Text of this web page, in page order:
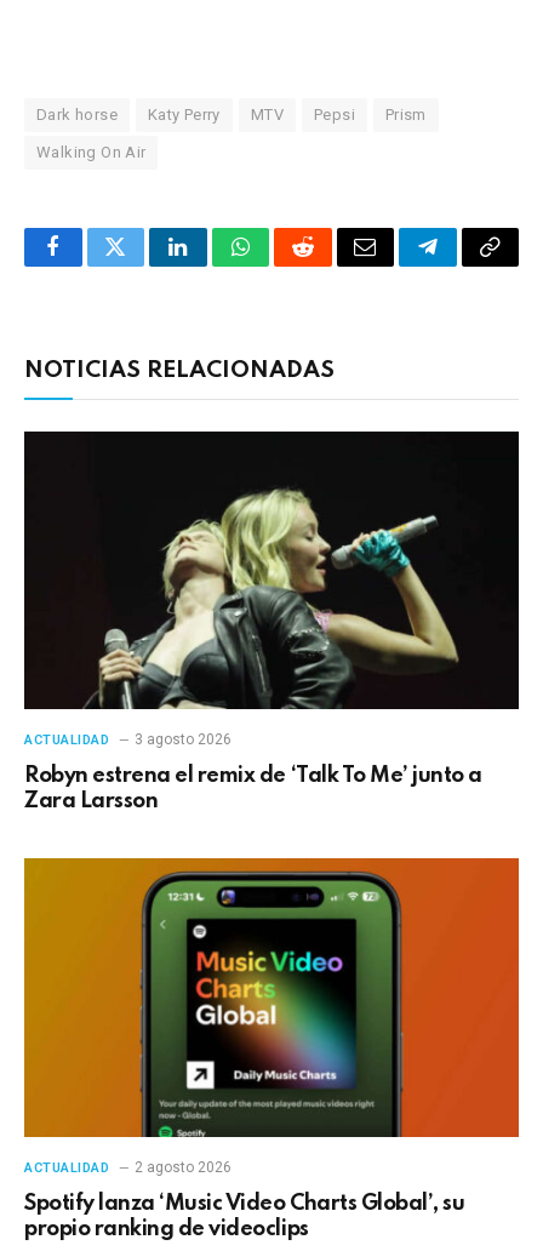
Dark horse Katy Perry MTV Pepsi Prism
Walking On Air
FacebookTwitterLinkedInWhatsAppRedditCorreoTelegrama
NOTICIAS RELACIONADAS
ACTUALIDAD 3 agosto 2026
Robyn estrena el remix de ‘Talk To Me’ junto a
Zara Larsson
ACTUALIDAD 2 agosto 2026
Spotify lanza ‘Music Video Charts Global’, su
propio ranking de videoclips